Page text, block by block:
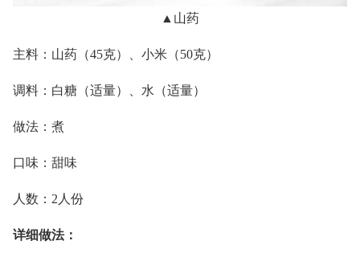
▲山药
主料：山药（45克）、小米（50克）
调料：白糖（适量）、水（适量）
做法：煮
口味：甜味
人数：2人份
详细做法：